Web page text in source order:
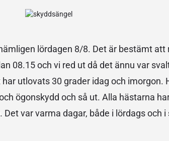
lördagen 8/8. Det är bestämt att
08.15 och vi red ut då det ännu var
utlovats 30 grader idag och imorgon.
ögonskydd och så ut. Alla hästarna
var varma dagar, både i lördags och